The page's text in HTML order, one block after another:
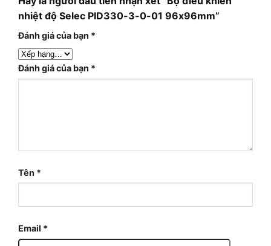
nhiệt độ Selec PID330-3-0-01 96x96mm”
Đánh giá của bạn *
Đánh giá của bạn *
Tên *
Email *